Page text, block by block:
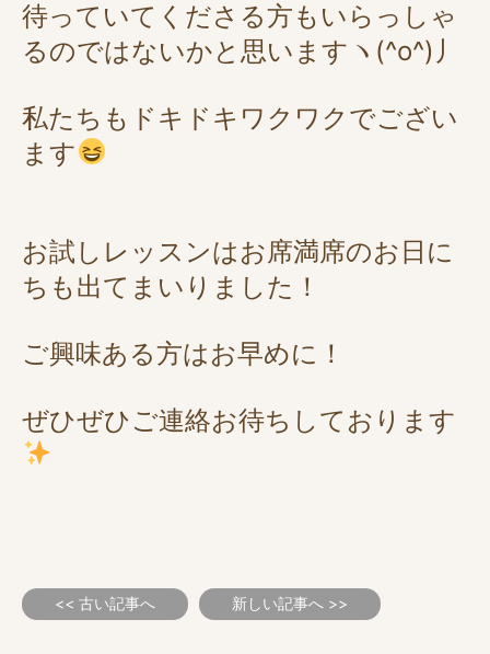
待っていてくださる方もいらっしゃ
るのではないかと思いますヽ(^o^)丿
私たちもドキドキワクワクでござい
ます
お試しレッスンはお席満席のお日に
ちも出てまいりました！
ご興味ある方はお早めに！
ぜひぜひご連絡お待ちしております
<< 古い記事へ 新しい記事へ >>